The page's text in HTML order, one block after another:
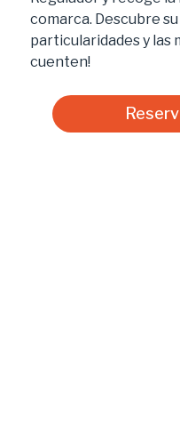
comarca. Descubre
particularidades y las
cuenten!